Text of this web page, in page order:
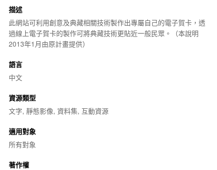
描述
此網站可利用創意及典藏相關技術製作出專屬自己的電子賀卡，透
過線上電子賀卡的製作可將典藏技術更貼近一般民眾。（本說明
2013年1月由原計畫提供）
語言
中文
資源類型
文字, 靜態影像, 資料集, 互動資源
適用對象
所有對象
著作權